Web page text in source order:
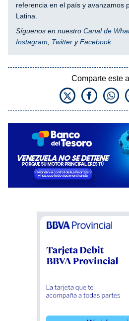
referencia en el país y avanzamos
Latina.
Síguenos en nuestro Canal de
Instagram
Twitter yFacebook
Comparte este